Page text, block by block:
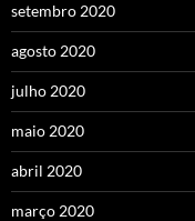
setembro 2020
agosto 2020
julho 2020
maio 2020
abril 2020
março 2020